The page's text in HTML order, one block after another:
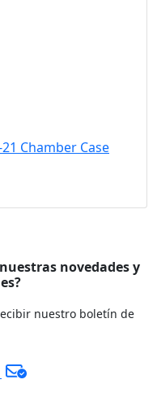
Chamber Case
novedades y
nuestro boletín de